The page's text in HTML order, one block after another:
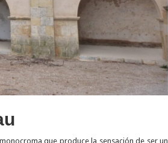
que produce la sensación de ser un